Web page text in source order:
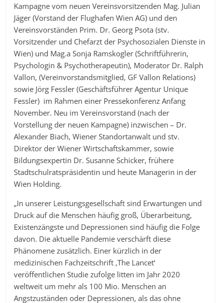
Kampagne vom neuen Vereinsvorsitzenden Mag. Julian
Jäger (Vorstand der Flughafen Wien AG) und den
Vereinsvorständen Prim. Dr. Georg Psota (stv.
Vorsitzender und Chefarzt der Psychosozialen Dienste in
Wien) und Mag.a Sonja Ramskogler (Schriftführerin,
Psychologin & Psychotherapeutin), Moderator Dr. Ralph
Vallon, (Vereinvorstandsmitglied, GF Vallon Relations)
sowie Jörg Fessler (Geschäftsführer Agentur Unique
Fessler) im Rahmen einer Pressekonferenz Anfang
November. Neu im Vereinsvorstand (nach der
Vorstellung der neuen Kampagne) inzwischen – Dr.
Alexander Biach, Wiener Standortanwalt und stv.
Direktor der Wiener Wirtschaftskammer, sowie
Bildungsexpertin Dr. Susanne Schicker, frühere
Stadtschulratspräsidentin und heute Managerin in der
Wien Holding.
„In unserer Leistungsgesellschaft sind Erwartungen und
Druck auf die Menschen häufig groß, Überarbeitung,
Existenzängste und Depressionen sind häufig die Folge
davon. Die aktuelle Pandemie verschärft diese
Phänomene zusätzlich. Einer kürzlich in der
medizinischen Fachzeitschrift ,The Lancet‘
veröffentlichen Studie zufolge litten im Jahr 2020
weltweit um mehr als 100 Mio. Menschen an
Angstzuständen oder Depressionen, als das ohne